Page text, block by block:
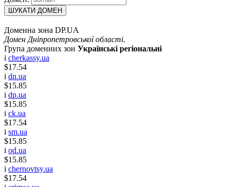
ШУКАТИ ДОМЕН
Доменна зона DP.UA
Домен Дніпропетровської області.
Група доменних зон Українські регіональні
i cherkassy.ua
$17.54
i dn.ua
$15.85
i dp.ua
$15.85
i ck.ua
$17.54
i sm.ua
$15.85
i od.ua
$15.85
i chernovtsy.ua
$17.54